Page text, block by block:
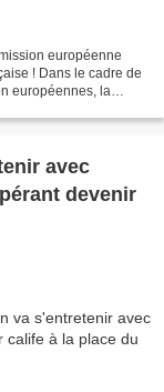
européenne
! Dans le cadre de
européennes, la
avec
devenir